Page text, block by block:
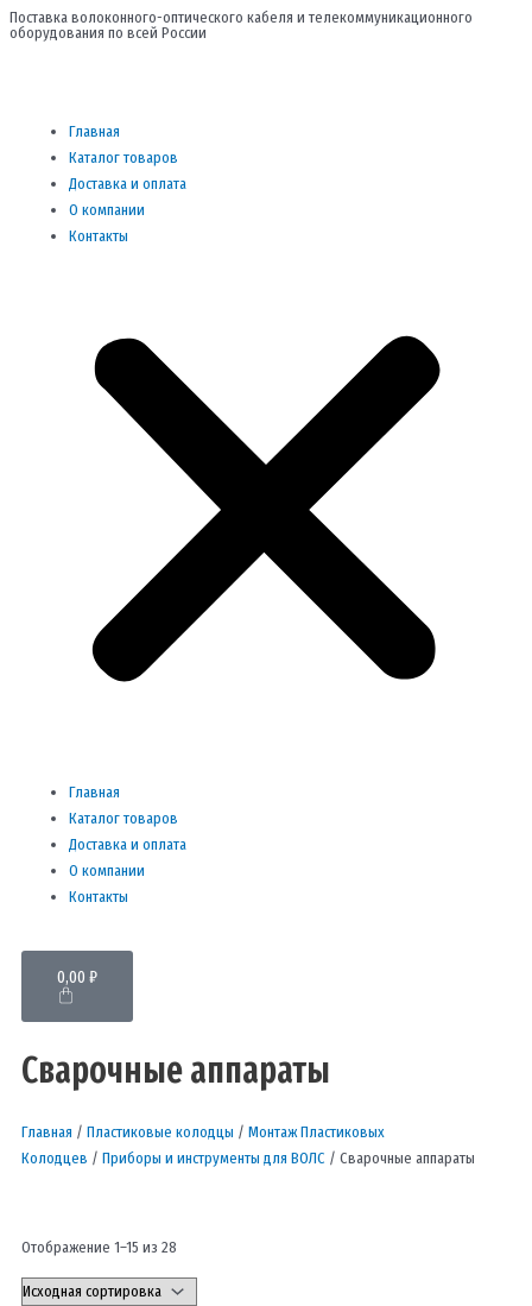
Перейти
к
Поставка волоконного-оптического кабеля и телекоммуникационного
оборудования по всей России
Главная
Каталог товаров
Доставка и оплата
О компании
Контакты
Главная
Каталог товаров
Доставка и оплата
О компании
Контакты
0,00 ₽
Cart
Сварочные аппараты
Главная / Пластиковые колодцы / Монтаж Пластиковых
Колодцев / Приборы и инструменты для ВОЛС / Сварочные аппараты
Отображение 1–15 из 28